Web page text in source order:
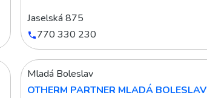
Jaselská 875
770 330 230
Mladá Boleslav
OTHERM PARTNER MLADÁ BOLESLAV